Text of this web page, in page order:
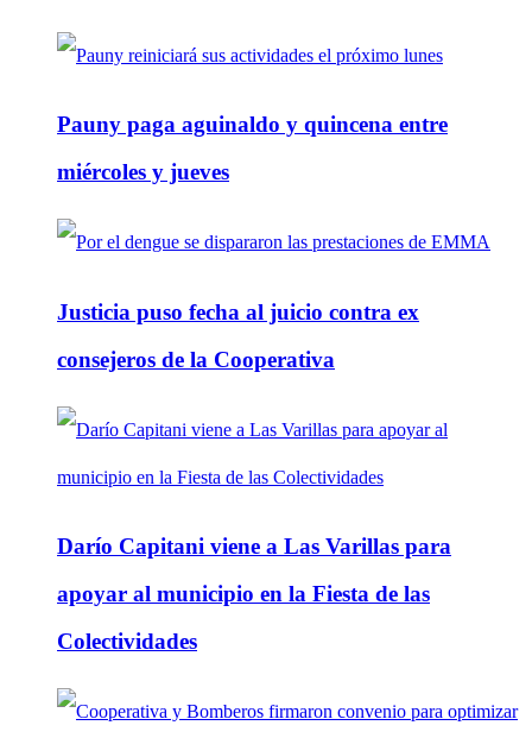
Pauny paga aguinaldo y quincena entre
miércoles y jueves
Justicia puso fecha al juicio contra ex
consejeros de la Cooperativa
Darío Capitani viene a Las Varillas para
apoyar al municipio en la Fiesta de las
Colectividades